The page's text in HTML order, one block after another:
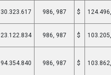
30.323.617 986, 987 $
23.122.834 986, 987 $
94.354.840 986, 987 $